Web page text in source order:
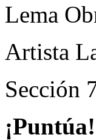
Lema
Artista
Sección
¡Puntúa!